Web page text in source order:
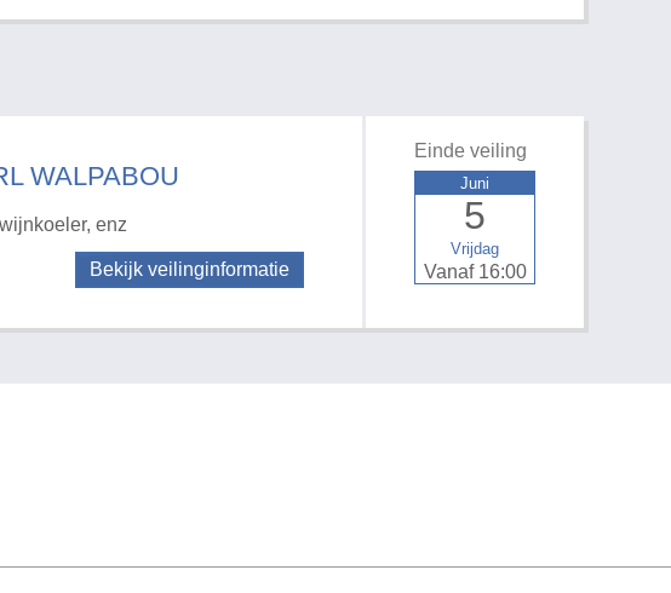
WALPABOU
enz
Bekijk veilinginformatie
Einde veiling
Vrijdag
5
Juni
Vanaf 16:00